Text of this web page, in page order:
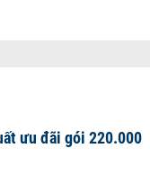
ưu đãi gói 220.000